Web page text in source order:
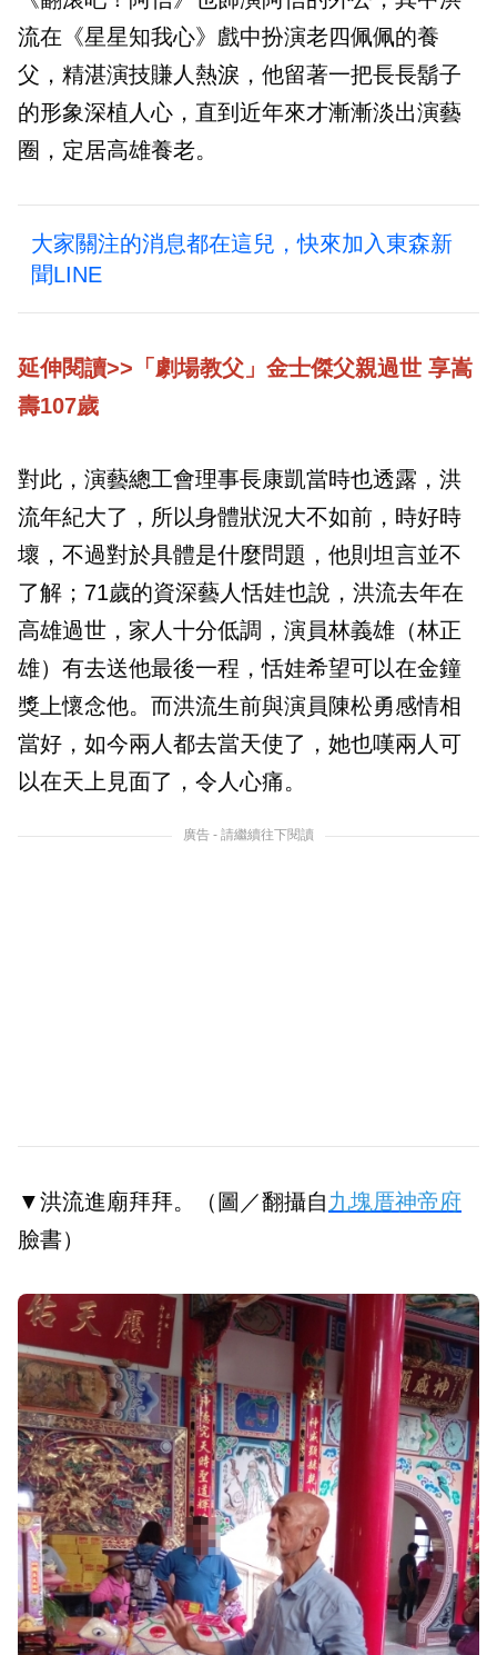
流在《星星知我心》戲中扮演老四佩佩的養
父，精湛演技賺人熱淚，他留著一把長長鬍子
的形象深植人心，直到近年來才漸漸淡出演藝
圈，定居高雄養老。
大家關注的消息都在這兒，快來加入東森新
聞LINE
延伸閱讀>>「劇場教父」金士傑父親過世 享嵩
壽107歲
對此，演藝總工會理事長康凱當時也透露，洪
流年紀大了，所以身體狀況大不如前，時好時
壞，不過對於具體是什麼問題，他則坦言並不
了解；71歲的資深藝人恬娃也說，洪流去年在
高雄過世，家人十分低調，演員林義雄（林正
雄）有去送他最後一程，恬娃希望可以在金鐘
獎上懷念他。而洪流生前與演員陳松勇感情相
當好，如今兩人都去當天使了，她也嘆兩人可
以在天上見面了，令人心痛。
廣告 - 請繼續往下閱讀
▼洪流進廟拜拜。（圖／翻攝自 九塊厝神帝府
臉書）